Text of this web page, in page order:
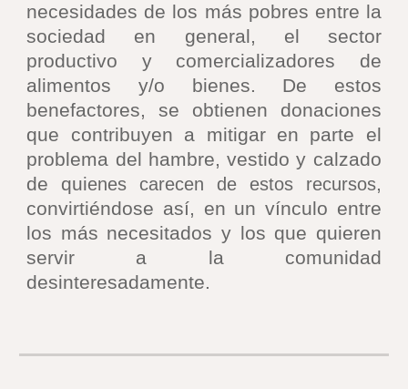
necesidades de los más pobres entre la
sociedad en general,
el sector
productivo y comercializadores de
alimentos y/o bienes. De estos
benefactores, se obtienen donaciones
que contribuyen a mitigar en parte el
problema del hambre, vestido y calzado
de quienes carecen de estos recursos,
convirtiéndose así, en un vínculo entre
los más necesitados y los que quieren
servir a la comunidad
desinteresadamente.